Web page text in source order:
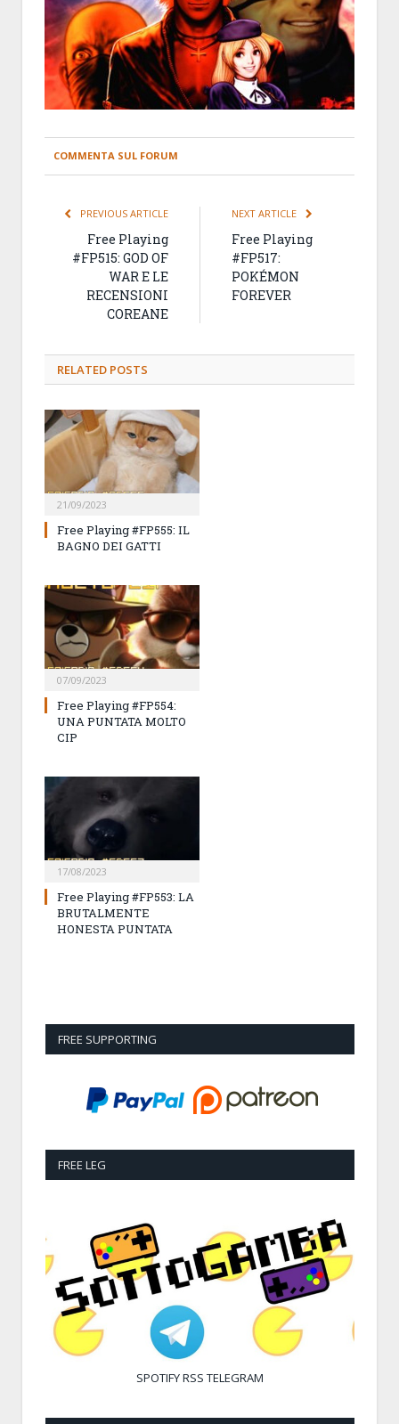
COMMENTA SUL FORUM
PREVIOUS ARTICLE
Free Playing
#FP515: GOD OF
WAR E LE
RECENSIONI
COREANE
NEXT ARTICLE
Free Playing
#FP517:
POKÉMON
FOREVER
RELATED POSTS
21/09/2023
Free Playing #FP555: IL
BAGNO DEI GATTI
07/09/2023
Free Playing #FP554:
UNA PUNTATA MOLTO
CIP
17/08/2023
Free Playing #FP553: LA
BRUTALMENTE
HONESTA PUNTATA
FREE SUPPORTING
FREE LEG
SPOTIFYRSS TELEGRAM